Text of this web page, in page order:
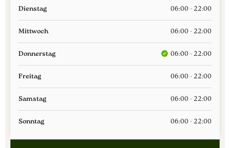
Dienstag 06:00 - 22:00
Mittwoch 06:00 - 22:00
Donnerstag 06:00 - 22:00
Freitag 06:00 - 22:00
Samstag 06:00 - 22:00
Sonntag 06:00 - 22:00